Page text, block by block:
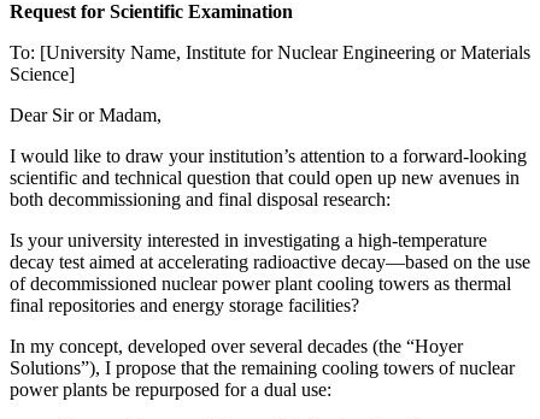
Request for Scientific Examination
To: [University Name, Institute for Nuclear Engineering or Materials
Science]
Dear Sir or Madam,
I would like to draw your institution’s attention to a forward-looking
scientific and technical question that could open up new avenues in
both decommissioning and final disposal research:
Is your university interested in investigating a high-temperature
decay test aimed at accelerating radioactive decay—based on the use
of decommissioned nuclear power plant cooling towers as thermal
final repositories and energy storage facilities?
In my concept, developed over several decades (the “Hoyer
Solutions”), I propose that the remaining cooling towers of nuclear
power plants be repurposed for a dual use: